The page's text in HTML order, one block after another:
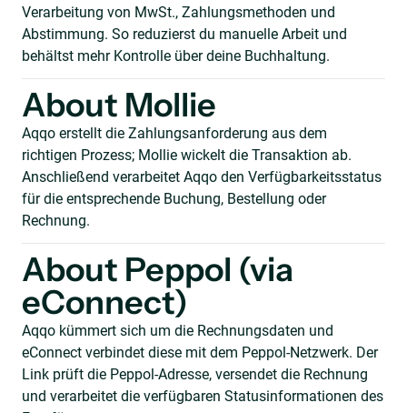
Verarbeitung von MwSt., Zahlungsmethoden und
Abstimmung. So reduzierst du manuelle Arbeit und
behältst mehr Kontrolle über deine Buchhaltung.
About Mollie
Aqqo erstellt die Zahlungsanforderung aus dem
richtigen Prozess; Mollie wickelt die Transaktion ab.
Anschließend verarbeitet Aqqo den Verfügbarkeitsstatus
für die entsprechende Buchung, Bestellung oder
Rechnung.
About Peppol (via
eConnect)
Aqqo kümmert sich um die Rechnungsdaten und
eConnect verbindet diese mit dem Peppol-Netzwerk. Der
Link prüft die Peppol-Adresse, versendet die Rechnung
und verarbeitet die verfügbaren Statusinformationen des